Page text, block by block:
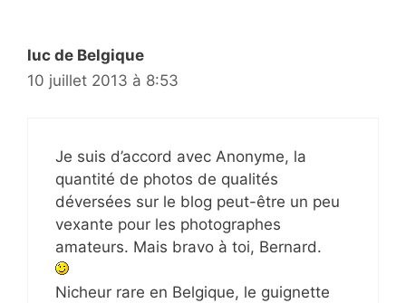
luc de Belgique
10 juillet 2013 à 8:53
Je suis d’accord avec Anonyme, la
quantité de photos de qualités
déversées sur le blog peut-être un peu
vexante pour les photographes
amateurs. Mais bravo à toi, Bernard.
Nicheur rare en Belgique, le guignette